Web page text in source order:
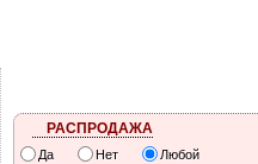
РАСПРОДАЖА
Да Нет Любой